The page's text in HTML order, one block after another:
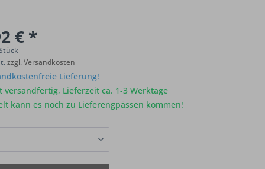
€ *
zzgl. Versandkosten
Lieferung!
versandfertig, Lieferzeit ca. 1-3 Werktage
kann es noch zu Lieferengpässen kommen!